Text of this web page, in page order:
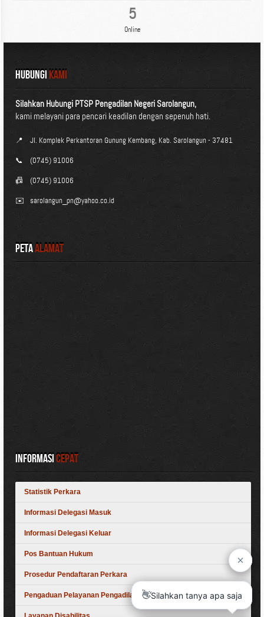
5
Online
HUBUNGIKAMI
Silahkan Hubungi PTSP Pengadilan Negeri Sarolangun,
kami melayani para pencari keadilan dengan sepenuh hati.
📍
Jl. Komplek Perkantoran Gunung Kembang, Kab. Sarolangun - 37481
📞
(0745) 91006
📠
(0745) 91006
✉️
sarolangun_pn@yahoo.co.id
PetaAlamat
InformasiCepat
Statistik Perkara
Informasi Delegasi Masuk
Informasi Delegasi Keluar
Pos Bantuan Hukum
Prosedur Pendaftaran Perkara
Pengaduan Pelayanan Pengadilan